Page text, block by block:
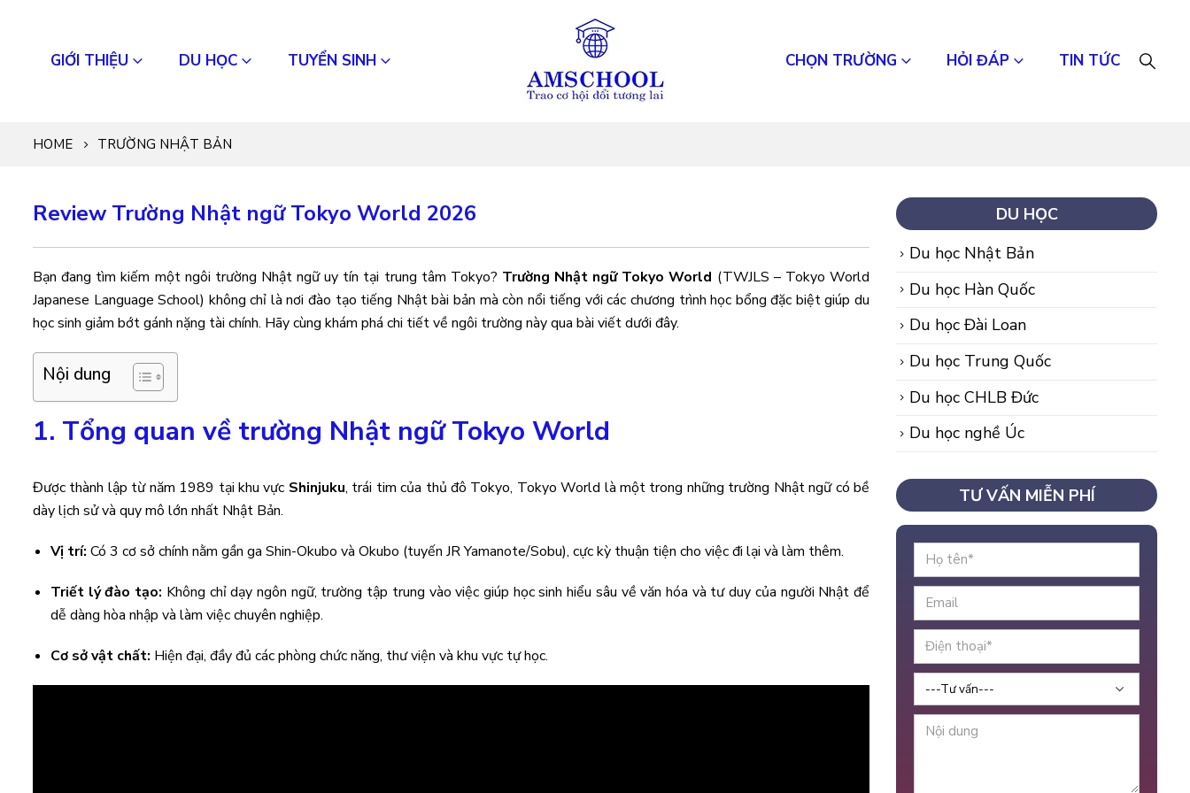
GIỚI THIỆU DU HỌC TUYỂN SINH CHỌN TRƯỜNG HỎI ĐÁP TIN TỨC
HOME TRƯỜNG NHẬT BẢN
Review Trường Nhật ngữ Tokyo World 2026
Bạn đang tìm kiếm một ngôi trường Nhật ngữ uy tín tại trung tâm Tokyo? Trường Nhật ngữ Tokyo World (TWJLS – Tokyo World
Japanese Language School) không chỉ là nơi đào tạo tiếng Nhật bài bản mà còn nổi tiếng với các chương trình học bổng đặc biệt giúp du
học sinh giảm bớt gánh nặng tài chính. Hãy cùng khám phá chi tiết về ngôi trường này qua bài viết dưới đây.
Nội dung
1. Tổng quan về trường Nhật ngữ Tokyo World
Được thành lập từ năm 1989 tại khu vực Shinjuku, trái tim của thủ đô Tokyo, Tokyo World là một trong những trường Nhật ngữ có bề
dày lịch sử và quy mô lớn nhất Nhật Bản.
Vị trí: Có 3 cơ sở chính nằm gần ga Shin-Okubo và Okubo (tuyến JR Yamanote/Sobu), cực kỳ thuận tiện cho việc đi lại và làm thêm.
Triết lý đào tạo: Không chỉ dạy ngôn ngữ, trường tập trung vào việc giúp học sinh hiểu sâu về văn hóa và tư duy của người Nhật để
dễ dàng hòa nhập và làm việc chuyên nghiệp.
Cơ sở vật chất: Hiện đại, đầy đủ các phòng chức năng, thư viện và khu vực tự học.
DU HỌC
Du học Nhật Bản
Du học Hàn Quốc
Du học Đài Loan
Du học Trung Quốc
Du học CHLB Đức
Du học nghề Úc
TƯ VẤN MIỄN PHÍ